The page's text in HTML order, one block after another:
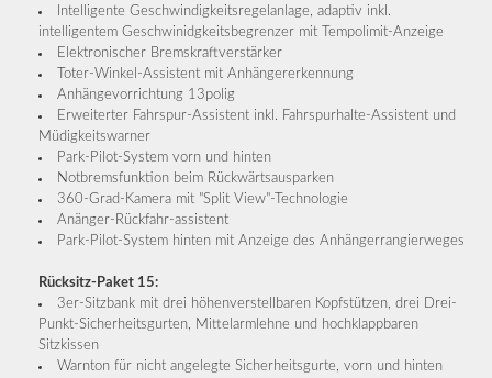
Intelligente Geschwindigkeitsregelanlage, adaptiv inkl.
intelligentem Geschwinidgkeitsbegrenzer mit Tempolimit-Anzeige
Elektronischer Bremskraftverstärker
Toter-Winkel-Assistent mit Anhängererkennung
Anhängevorrichtung 13polig
Erweiterter Fahrspur-Assistent inkl. Fahrspurhalte-Assistent und
Müdigkeitswarner
Park-Pilot-System vorn und hinten
Notbremsfunktion beim Rückwärtsausparken
360-Grad-Kamera mit "Split View"-Technologie
Anänger-Rückfahr-assistent
Park-Pilot-System hinten mit Anzeige des Anhängerrangierweges
Rücksitz-Paket 15:
3er-Sitzbank mit drei höhenverstellbaren Kopfstützen, drei Drei-
Punkt-Sicherheitsgurten, Mittelarmlehne und hochklappbaren
Sitzkissen
Warnton für nicht angelegte Sicherheitsgurte, vorn und hinten